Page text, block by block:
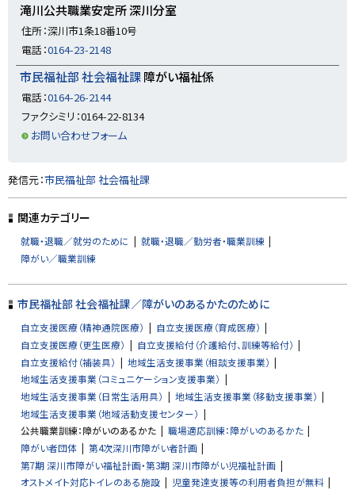
る
滝川公共職業安定所 深川分室
住所：深川市1条18番10号
電話：0164-23-2148
市民福祉部 社会福祉課障がい福祉係
電話：0164-26-2144
ファクシミリ：0164-22-8134
お問い合わせフォーム
ト
ッ
プ
発信元：市民福祉部 社会福祉課
関連カテゴリー
就職・退職／就労のために
就職・退職／勤労者・職業訓練
障がい／職業訓練
市民福祉部 社会福祉課／障がいのあるかたのために
自立支援医療（精神通院医療）
自立支援医療（育成医療）
自立支援医療（更生医療）
自立支援給付（介護給付、訓練等給付）
自立支援給付（補装具）
地域生活支援事業（相談支援事業）
地域生活支援事業（コミュニケーション支援事業）
地域生活支援事業（日常生活用具）
地域生活支援事業（移動支援事業）
地域生活支援事業（地域活動支援センター）
公共職業訓練：障がいのあるかた
職場適応訓練：障がいのあるかた
障がい者団体
第4次深川市障がい者計画
第7期 深川市障がい福祉計画・第3期 深川市障がい児福祉計画
オストメイト対応トイレのある施設
児童発達支援等の利用者負担が無料